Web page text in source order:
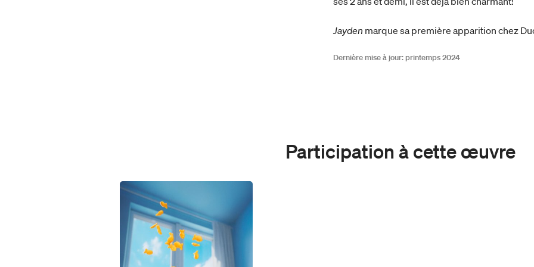
À propos de Duceppe
Nos engagements
Jayden marque sa première apparition chez
Dernière mise à jour: printemps 2024
Participation à cette œuvre